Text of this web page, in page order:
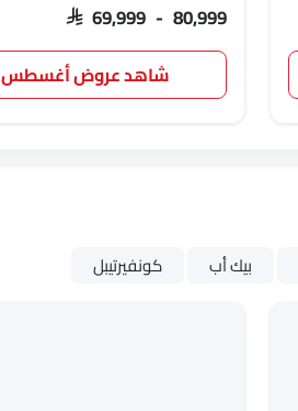
SAR 69,999 - 80,999
شاهد عروض أغسطس
بيك أب كونفيرتيبل